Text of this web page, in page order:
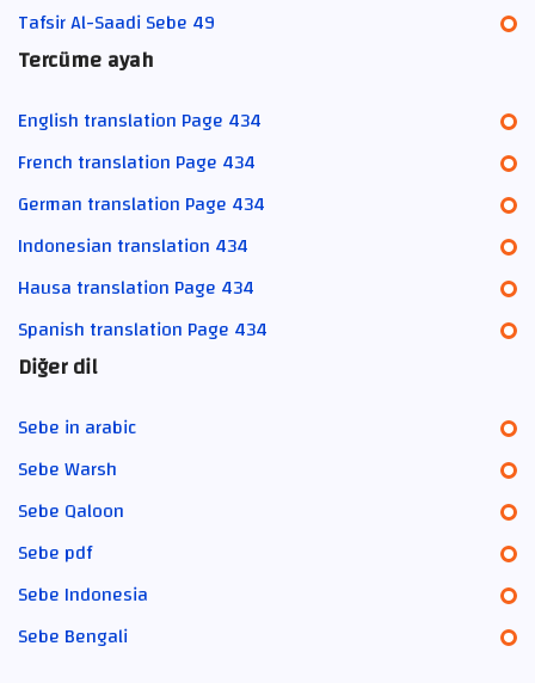
Tafsir Al-Saadi Sebe 49
Tercüme ayah
English translation Page 434
French translation Page 434
German translation Page 434
Indonesian translation 434
Hausa translation Page 434
Spanish translation Page 434
Diğer dil
Sebe in arabic
Sebe Warsh
Sebe Qaloon
Sebe pdf
Sebe Indonesia
Sebe Bengali